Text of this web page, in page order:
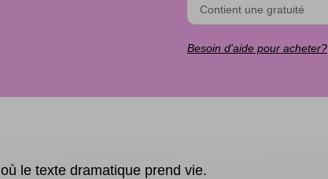
Contient une gratuité
Besoin d'aide pour acheter?
où le texte dramatique prend vie.